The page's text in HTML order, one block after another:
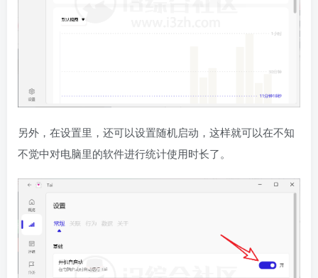
另外，在设置里，还可以设置随机启动，这样就可以在不知
不觉中对电脑里的软件进行统计使用时长了。